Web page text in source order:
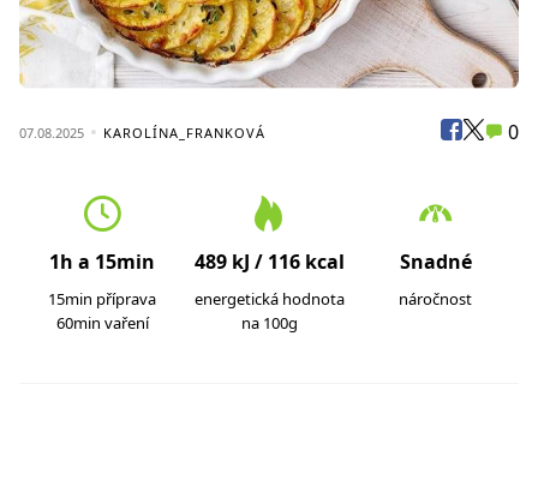
07.08.2025 KAROLÍNA_FRANKOVÁ 0
1h a 15min
15min příprava
60min vaření
489 kJ / 116 kcal
energetická hodnota
na 100g
Snadné
náročnost